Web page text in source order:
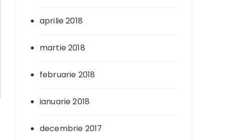
aprilie 2018
martie 2018
februarie 2018
ianuarie 2018
decembrie 2017